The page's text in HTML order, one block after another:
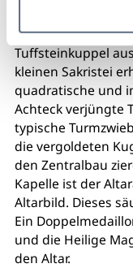
Die
Tuffsteinkuppel
kleinen Sakristei
quadratische und
Achteck verjüngte
typische
die vergoldeten
den Zentralbau
Kapelle ist der
Altarbild. Dieses
Ein
und die Heilige
den Altar.